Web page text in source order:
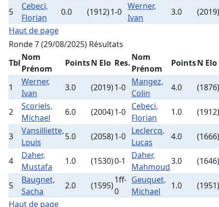
5
Cebeci,
Florian
0.0 (1912)1-0
Werner,
Ivan
3.0
(2019)
Haut de page
Ronde 7 (29/08/2025) Résultats
Tbl
Nom
Prénom
PointsN Elo Res.
Nom
Prénom
PointsN Elo
1
Werner,
Ivan
3.0 (2019)1-0
Mangez,
Colin
4.0 (1876)
2
Scoriels,
Michael
6.0 (2004)1-0
Cebeci,
Florian
1.0 (1912)
3
Vansilliette,
Louis
5.0 (2058)1-0
Leclercq,
Lucas
4.0 (1666)
4
Daher,
Mustafa
1.0 (1530)0-1
Daher,
Mahmoud
3.0 (1646)
5
Baugnet,
Sacha
2.0 (1595)
1ff-
0
Geuquet,
Michael
1.0
(1951)
Haut de page